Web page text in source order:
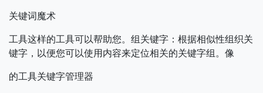
关键词魔术
工具这样的工具可以帮助您。组关键字：根据相似性组织关
键字，以便您可以使用内容来定位相关的关键字组。像
的工具关键字管理器